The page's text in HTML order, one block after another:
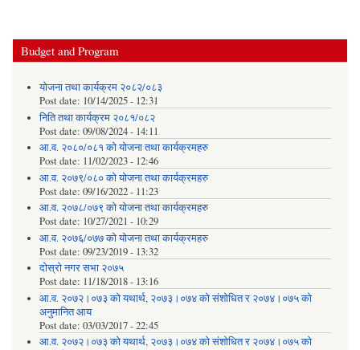
Budget and Program
योजना तथा कार्यक्रम २०८२/०८३
Post date: 10/14/2025 - 12:31
निति तथा कार्यक्रम २०८१/०८२
Post date: 09/08/2024 - 14:11
आ.व. २०८०/०८१ को योजना तथा कार्यक्रमहरु
Post date: 11/02/2023 - 12:46
आ.व. २०७९/०८० को योजना तथा कार्यक्रमहरु
Post date: 09/16/2022 - 11:23
आ.व. २०७८/०७९ को योजना तथा कार्यक्रमहरु
Post date: 10/27/2021 - 10:29
आ.व. २०७६/०७७ को योजना तथा कार्यक्रमहरु
Post date: 09/23/2019 - 13:32
दोस्रो नगर सभा २०७५
Post date: 11/18/2018 - 13:16
आ.व. २०७२।०७३ को यथार्थ, २०७३।०७४ को संशोधित र २०७४।०७५ को
अनुमानित आय
Post date: 03/03/2017 - 22:45
आ.व. २०७२।०७३ को यथार्थ, २०७३।०७४ को संशोधित र २०७४।०७५ को